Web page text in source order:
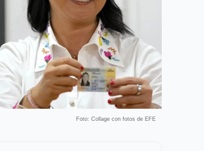
Foto: Collage con fotos de EFE